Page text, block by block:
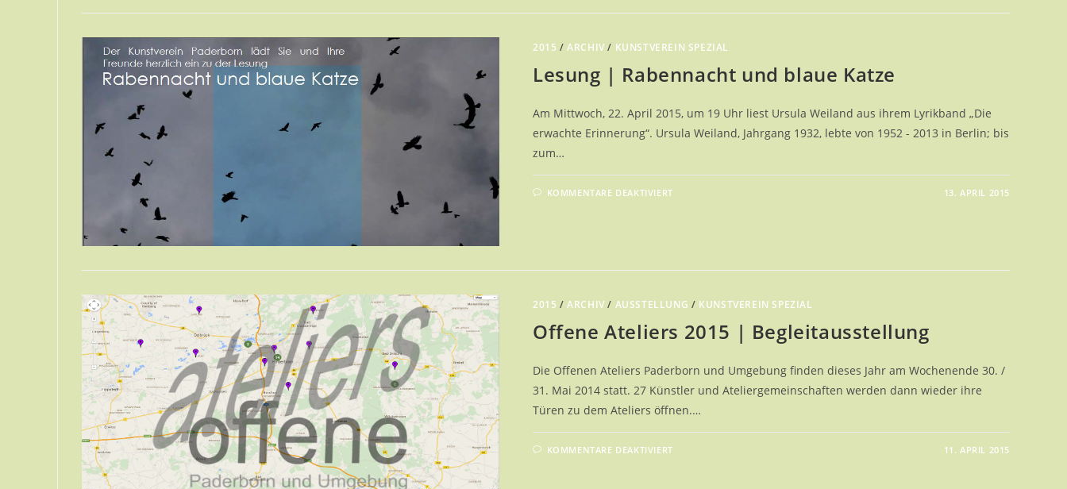
2015 /ARCHIV / KUNSTVEREIN SPEZIAL
Lesung | Rabennacht und blaue Katze
Am Mittwoch, 22. April 2015, um 19 Uhr liest Ursula Weiland aus ihrem Lyrikband „Die
erwachte Erinnerung“. Ursula Weiland, Jahrgang 1932, lebte von 1952 - 2013 in Berlin; bis
zum…
KOMMENTARE DEAKTIVIERTFÜR 13. APRIL 2015
2015 /ARCHIV / AUSSTELLUNG / KUNSTVEREIN SPEZIAL
Offene Ateliers 2015 | Begleitausstellung
Die Offenen Ateliers Paderborn und Umgebung finden dieses Jahr am Wochenende 30. /
31. Mai 2014 statt. 27 Künstler und Ateliergemeinschaften werden dann wieder ihre
Türen zu dem Ateliers öffnen.…
KOMMENTARE DEAKTIVIERTFÜR 11. APRIL 2015